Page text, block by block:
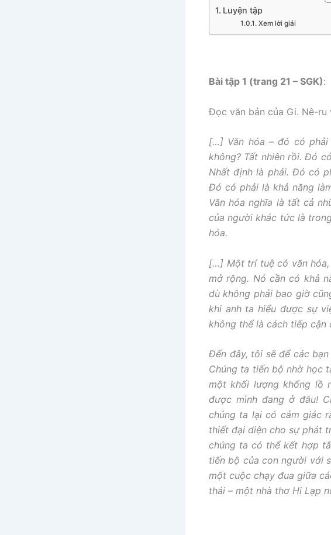
Luyện tập
Xem lời giải
Bài tập 1 (trang 21 – SGK):
Đọc văn bản của Gi. Nê-ru
[…] Văn hóa – đó có
không? Tất nhiên rồi. Đó
Nhất định là phải. Đó có
Đó có phải là khả năng
Văn hóa nghĩa là tất cả
của người khác tức là
hóa.
[…] Một trí tuệ có văn hóa,
mở rộng. Nó cần có khả
dù không phải bao giờ
khi anh ta hiểu được sự
không thể là cách tiếp
Đến đây, tôi sẽ để các
Chúng ta tiến bộ nhờ học
một khối lượng khổng lồ
được mình đang ở đâu!
chúng ta lại có cảm giác
thiết đại diện cho sự phát
chúng ta có thể kết hợp
tiến bộ của con người với
một cuộc chạy đua giữa
thái – một nhà thơ Hi Lạp